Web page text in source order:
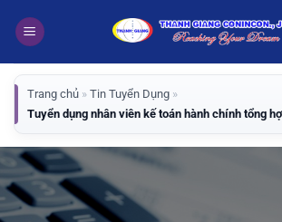
qua
dung
Trang chủ » Tin Tuyển Dụng »
Tuyển dụng nhân viên kế toán hành chính tổng